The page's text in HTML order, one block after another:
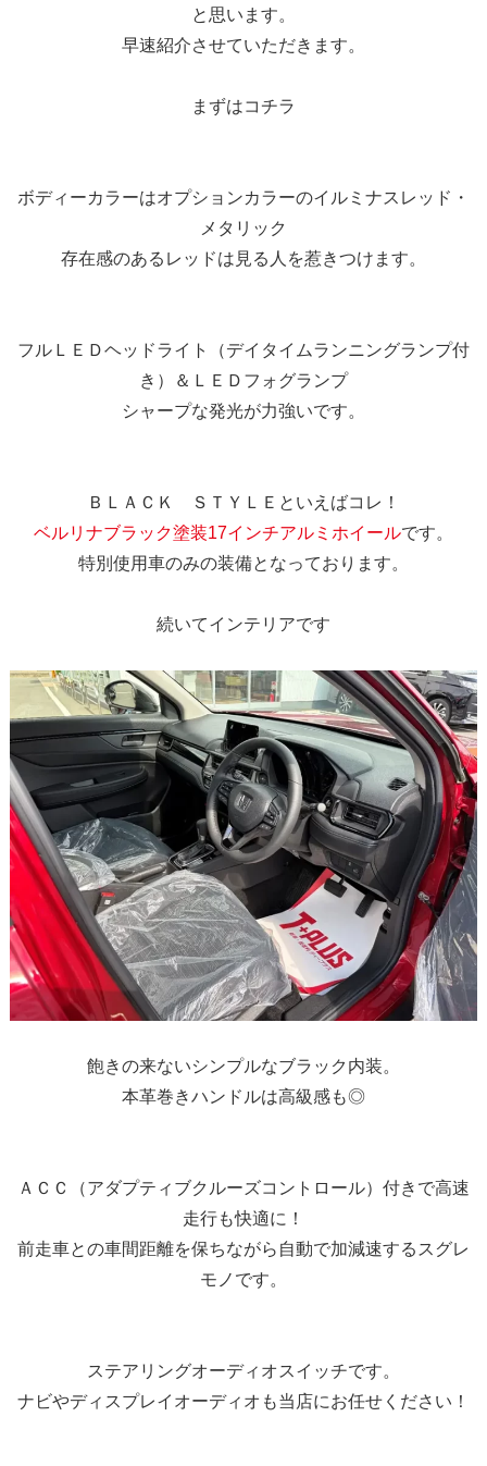
と思います。
早速紹介させていただきます。
まずはコチラ
ボディーカラーはオプションカラーのイルミナスレッド・
メタリック
存在感のあるレッドは見る人を惹きつけます。
フルＬＥＤヘッドライト（デイタイムランニングランプ付
き）＆ＬＥＤフォグランプ
シャープな発光が力強いです。
ＢＬＡＣＫ ＳＴＹＬＥといえばコレ！
ベルリナブラック塗装17インチアルミホイールです。
特別使用車のみの装備となっております。
続いてインテリアです
飽きの来ないシンプルなブラック内装。
本革巻きハンドルは高級感も◎
ＡＣＣ（アダプティブクルーズコントロール）付きで高速
走行も快適に！
前走車との車間距離を保ちながら自動で加減速するスグレ
モノです。
ステアリングオーディオスイッチです。
ナビやディスプレイオーディオも当店にお任せください！